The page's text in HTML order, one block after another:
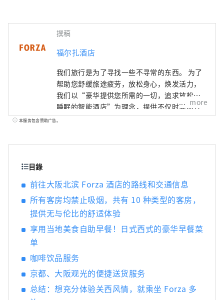
撰稿
福尔扎酒店
我们旅行是为了寻找一些不寻常的东西。 为了
帮助您舒缓旅途疲劳，放松身心，焕发活力，
我们以“豪华提供您所需的一切，追求放松和
睡眠的智能酒店”为理念，提供不仅时尚而且
易于使用且舒适的客房，为您提供极致的放松
more
本服务包含赞助广告。
目錄
前往大阪北滨 Forza 酒店的路线和交通信息
所有客房均禁止吸烟，共有 10 种类型的客房，
提供无与伦比的舒适体验
享用当地美食自助早餐！日式西式的豪华早餐菜
单
咖啡饮品服务
京都、大阪观光的便捷送货服务
总结：想充分体验关西风情，就乘坐 Forza 多